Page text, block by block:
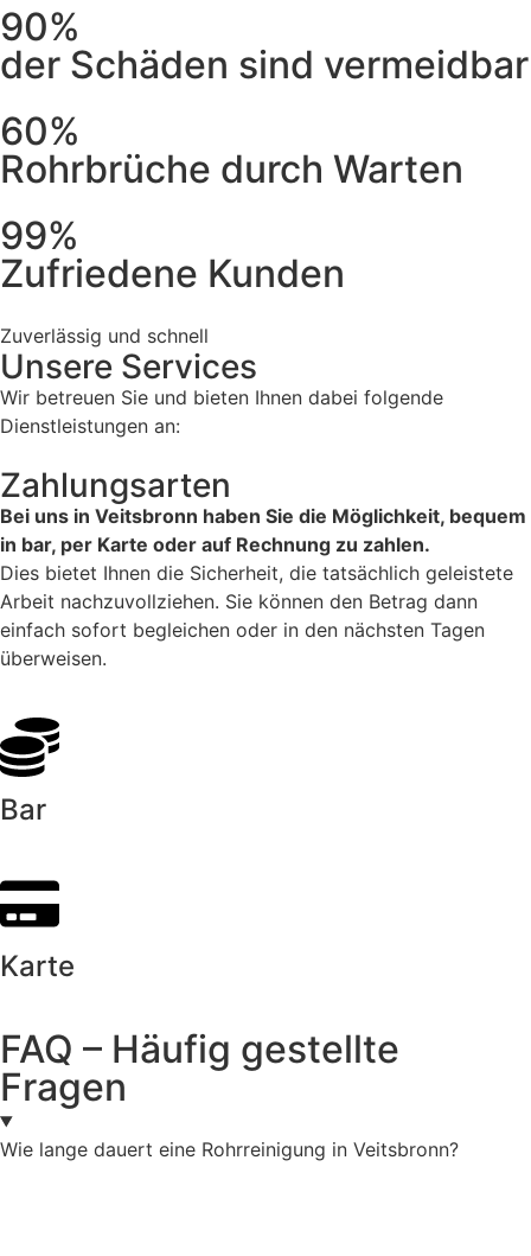
90%
der Schäden sind vermeidbar
60%
Rohrbrüche durch Warten
99%
Zufriedene Kunden
Zuverlässig und schnell
Unsere Services
Wir betreuen Sie und bieten Ihnen dabei folgende
Dienstleistungen an:
Zahlungsarten
Bei uns in Veitsbronn haben Sie die Möglichkeit, bequem
in bar, per Karte oder auf Rechnung zu zahlen.
Dies bietet Ihnen die Sicherheit, die tatsächlich geleistete
Arbeit nachzuvollziehen. Sie können den Betrag dann
einfach sofort begleichen oder in den nächsten Tagen
überweisen.
Bar
Karte
FAQ – Häufig gestellte
Fragen
Wie lange dauert eine Rohrreinigung in Veitsbronn?